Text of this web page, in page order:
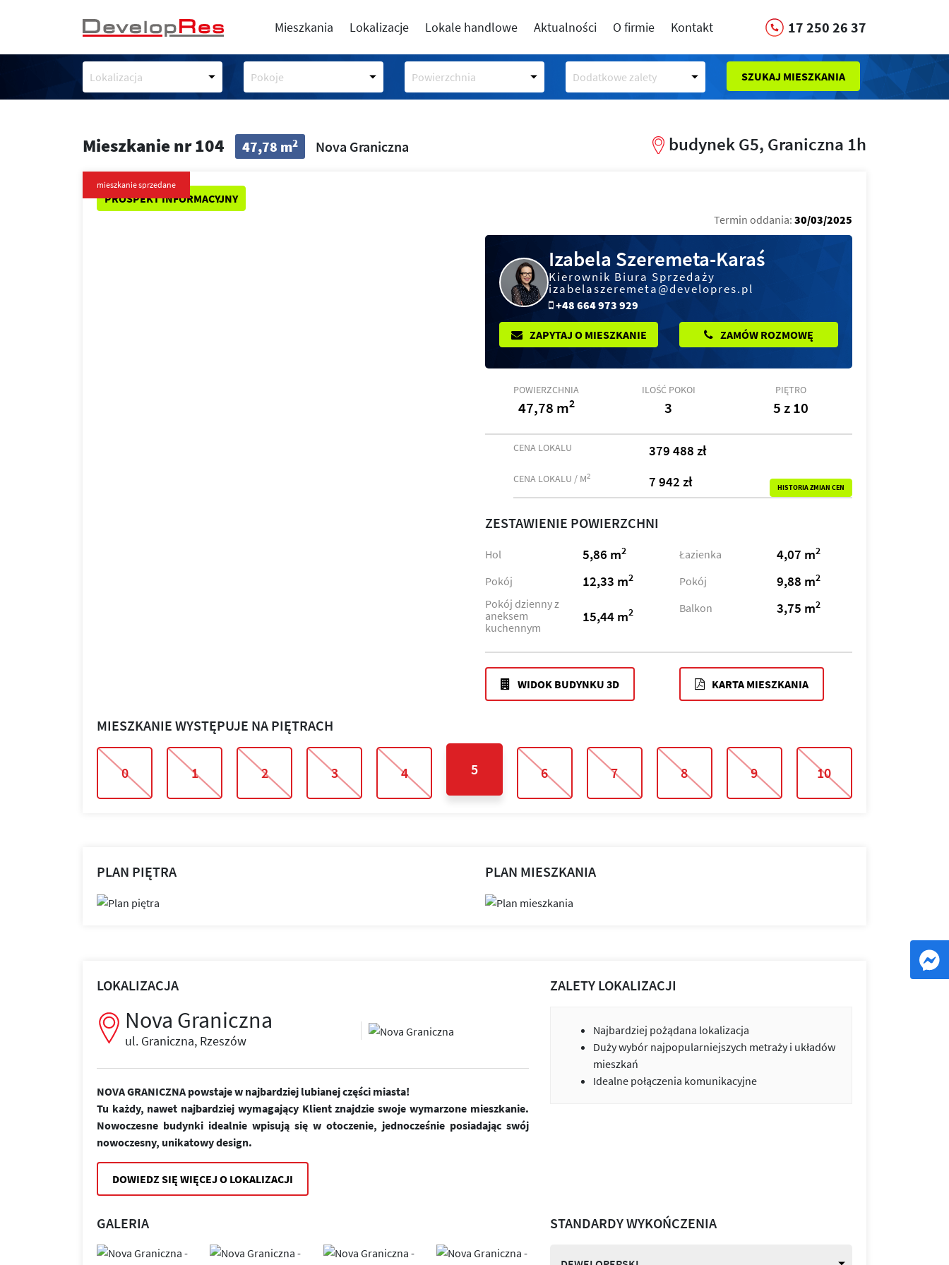
Mieszkania Lokalizacje Lokale handlowe Aktualności O firmie Kontakt 17 250 26 37
Lokalizacja Pokoje Powierzchnia Dodatkowe zalety SZUKAJ MIESZKANIA
Mieszkanie nr 104 47,78 m2 Nova Graniczna budynek G5, Graniczna 1h
PROSPEKT INFORMACYJNY
mieszkanie sprzedane
Termin oddania: 30/03/2025
Izabela Szeremeta-Karaś
Kierownik Biura Sprzedaży
izabelaszeremeta@developres.pl
+48 664 973 929
ZAPYTAJ O MIESZKANIE ZAMÓW ROZMOWĘ
POWIERZCHNIA
47,78 m2
ILOŚĆ POKOI
3
PIĘTRO
5 z 10
CENA LOKALU 379 488 zł
CENA LOKALU / M2 7 942 zł HISTORIA ZMIAN CEN
ZESTAWIENIE POWIERZCHNI
Hol 5,86 m2 Łazienka 4,07 m2
Pokój 12,33 m2 Pokój 9,88 m2
Pokój dzienny z
aneksem
kuchennym
15,44 m2 Balkon 3,75 m2
WIDOK BUDYNKU 3D KARTA MIESZKANIA
MIESZKANIE WYSTĘPUJE NA PIĘTRACH
0 1 2 3 4 5 6 7 8 9 10
PLAN PIĘTRA PLAN MIESZKANIA
LOKALIZACJA
Nova Graniczna
ul. Graniczna, Rzeszów
NOVA GRANICZNA powstaje w najbardziej lubianej części miasta!
Tu każdy, nawet najbardziej wymagający Klient znajdzie swoje wymarzone mieszkanie.
Nowoczesne budynki idealnie wpisują się w otoczenie, jednocześnie posiadając swój
nowoczesny, unikatowy design.
DOWIEDZ SIĘ WIĘCEJ O LOKALIZACJI
ZALETY LOKALIZACJI
Najbardziej pożądana lokalizacja
Duży wybór najpopularniejszych metraży i układów
mieszkań
Idealne połączenia komunikacyjne
GALERIA STANDARDY WYKOŃCZENIA